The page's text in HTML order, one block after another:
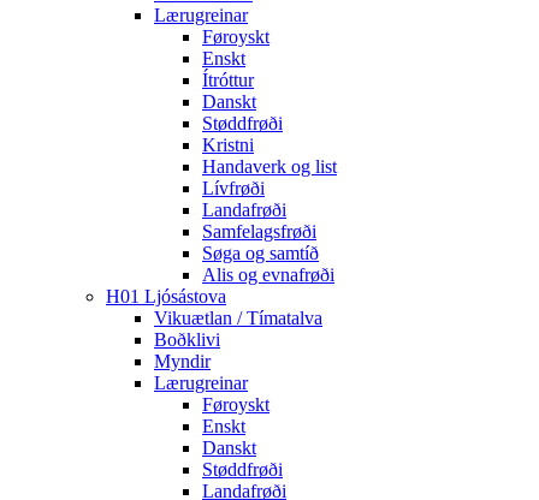
Lærugreinar
Føroyskt
Enskt
Ítróttur
Danskt
Støddfrøði
Kristni
Handaverk og list
Lívfrøði
Landafrøði
Samfelagsfrøði
Søga og samtíð
Alis og evnafrøði
H01 Ljósástova
Vikuætlan / Tímatalva
Boðklivi
Myndir
Lærugreinar
Føroyskt
Enskt
Danskt
Støddfrøði
Landafrøði